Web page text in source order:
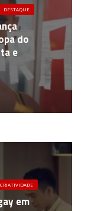
DESTAQUE
do
e
CRIATIVIDADE
em